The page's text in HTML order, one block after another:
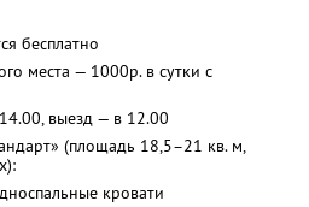
бесплатно
места — 1000р. в сутки с
выезд — в 12.00
(площадь 18,5–21 кв. м,
кровати